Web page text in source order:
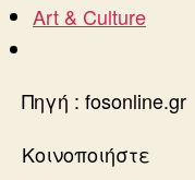
Art & Culture
Πηγή : fosonline.gr
Κοινοποιήστε